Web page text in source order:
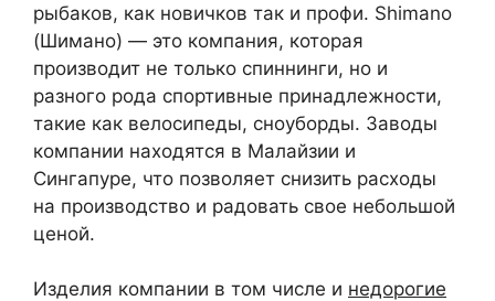
рыбаков, как новичков так и профи. Shimano
(Шимано) — это компания, которая
производит не только спиннинги, но и
разного рода спортивные принадлежности,
такие как велосипеды, сноуборды. Заводы
компании находятся в Малайзии и
Сингапуре, что позволяет снизить расходы
на производство и радовать свое небольшой
ценой.
Изделия компании в том числе и недорогие